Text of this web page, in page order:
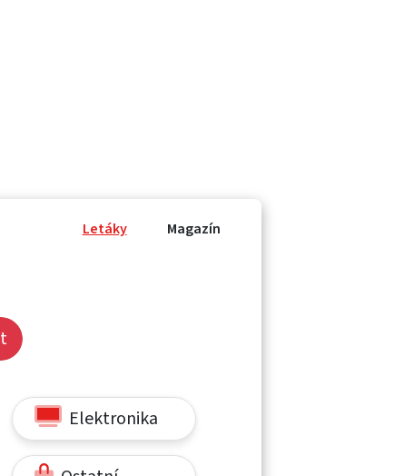
Letáky Magazín
Elektronika